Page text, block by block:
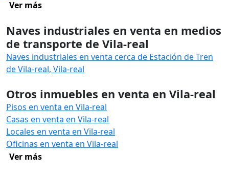
Ver más
Naves industriales en venta en medios
de transporte de Vila-real
Naves industriales en venta cerca de Estación de Tren
de Vila-real, Vila-real
Otros inmuebles en venta en Vila-real
Pisos en venta en Vila-real
Casas en venta en Vila-real
Locales en venta en Vila-real
Oficinas en venta en Vila-real
Ver más